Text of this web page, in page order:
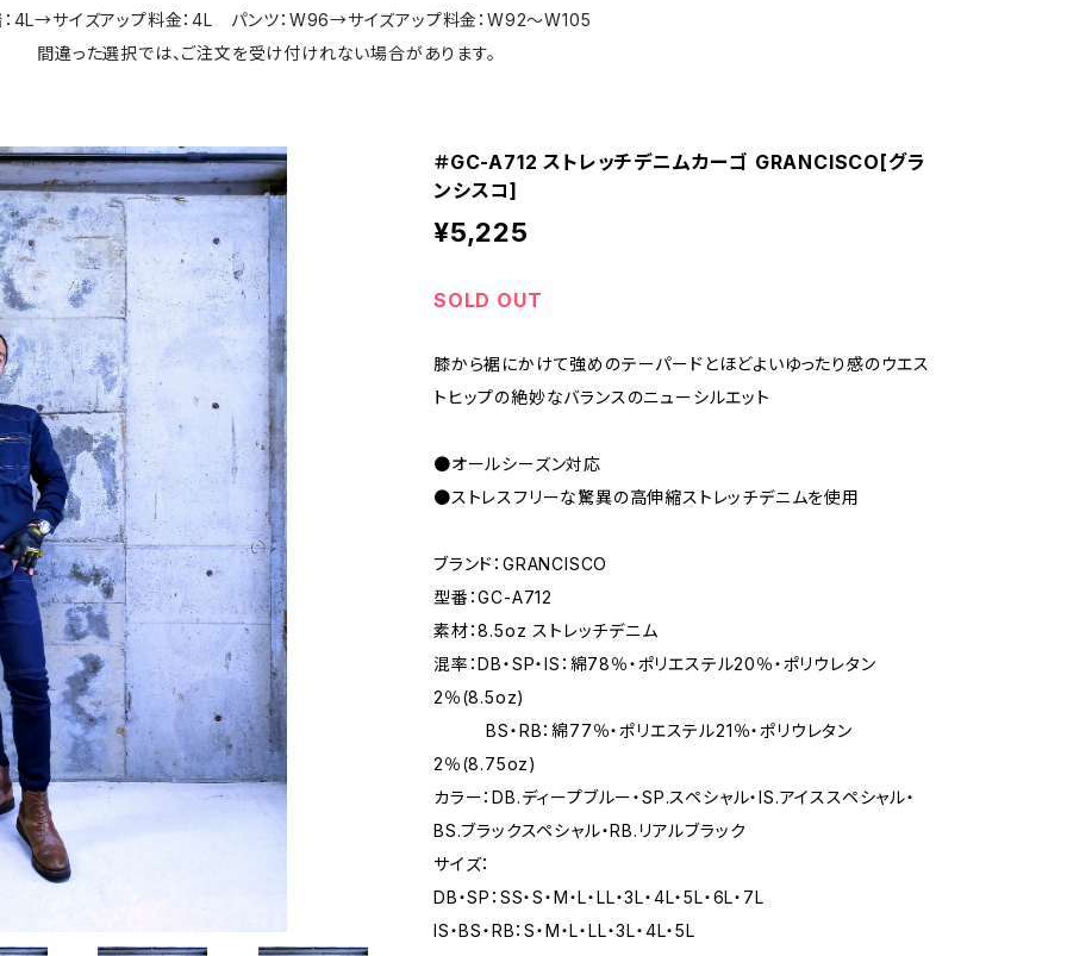
：4L→サイズアップ料金：4L パンツ：W96→サイズアップ料金：W92～W105
間違った選択では、ご注文を受け付けれない場合があります。
＃GC-A712 ストレッチデニムカーゴ GRANCISCO[グラ
ンシスコ]
¥5,225
SOLD OUT
膝から裾にかけて強めのテーパードとほどよいゆったり感のウエス
トヒップの絶妙なバランスのニューシルエット
●オールシーズン対応
●ストレスフリーな驚異の高伸縮ストレッチデニムを使用
ブランド：GRANCISCO
型番：GC-A712
素材：8.5oz ストレッチデニム
混率：DB・SP・IS：綿78％・ポリエステル20％・ポリウレタン
2％(8.5oz)
BS・RB：綿77％・ポリエステル21％・ポリウレタン
2％(8.75oz)
カラー：DB.ディープブルー・SP.スペシャル・IS.アイススペシャル・
BS.ブラックスペシャル・RB.リアルブラック
サイズ：
DB・SP：SS・S・M・L・LL・3L・4L・5L・6L・7L
IS・BS・RB：S・M・L・LL・3L・4L・5L